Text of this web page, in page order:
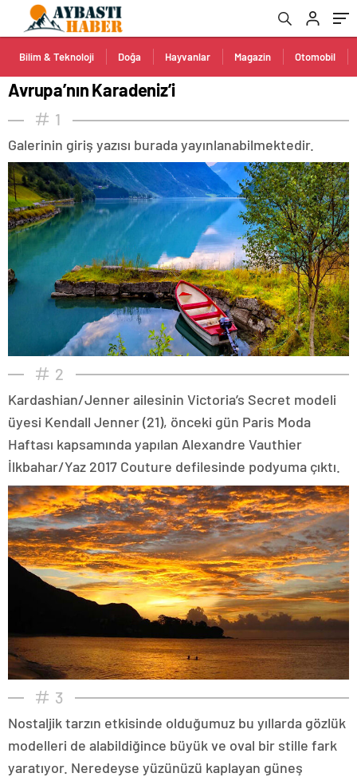
Bilim & Teknoloji Doğa Hayvanlar Magazin Otomobil
Avrupa’nın Karadeniz’i
1
Galerinin giriş yazısı burada yayınlanabilmektedir.
2
Kardashian/Jenner ailesinin Victoria’s Secret modeli
üyesi Kendall Jenner (21), önceki gün Paris Moda
Haftası kapsamında yapılan Alexandre Vauthier
İlkbahar/Yaz 2017 Couture defilesinde podyuma çıktı.
3
Nostaljik tarzın etkisinde olduğumuz bu yıllarda gözlük
modelleri de alabildiğince büyük ve oval bir stille fark
yaratıyor. Neredeyse yüzünüzü kaplayan güneş